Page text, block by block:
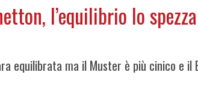
l’equilibrio lo
equilibrata ma il Muster è più cinico e il